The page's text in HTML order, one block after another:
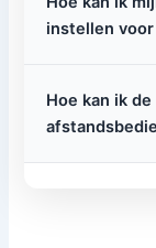
instellen
Hoe kan ik